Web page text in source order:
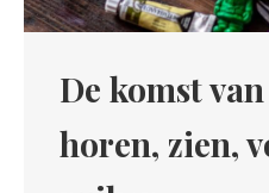
De komst
horen, zien,